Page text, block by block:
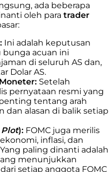
ada beberapa
oleh para trader
Ini adalah keputusan
bunga acuan ini
di seluruh AS dan,
Dolar AS.
Setelah
pernyataan resmi yang
tentang arah
dan alasan di balik setiap
): FOMC juga merilis
inflasi, dan
paling dinanti adalah
menunjukkan
setiap anggota FOMC